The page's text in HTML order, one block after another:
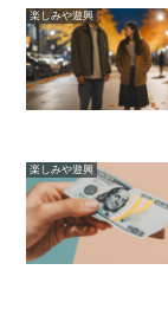
楽しみや遊興
楽しみや遊興